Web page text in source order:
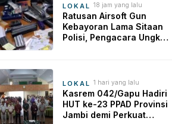
LOKAL 18 jam yang lalu
Ratusan Airsoft Gun
Kebayoran Lama Sitaan
Polisi, Pengacara Ungkap
LOKAL 1 hari yang lalu
Kasrem 042/Gapu Hadiri
HUT ke-23 PPAD Provinsi
Jambi demi Perkuat